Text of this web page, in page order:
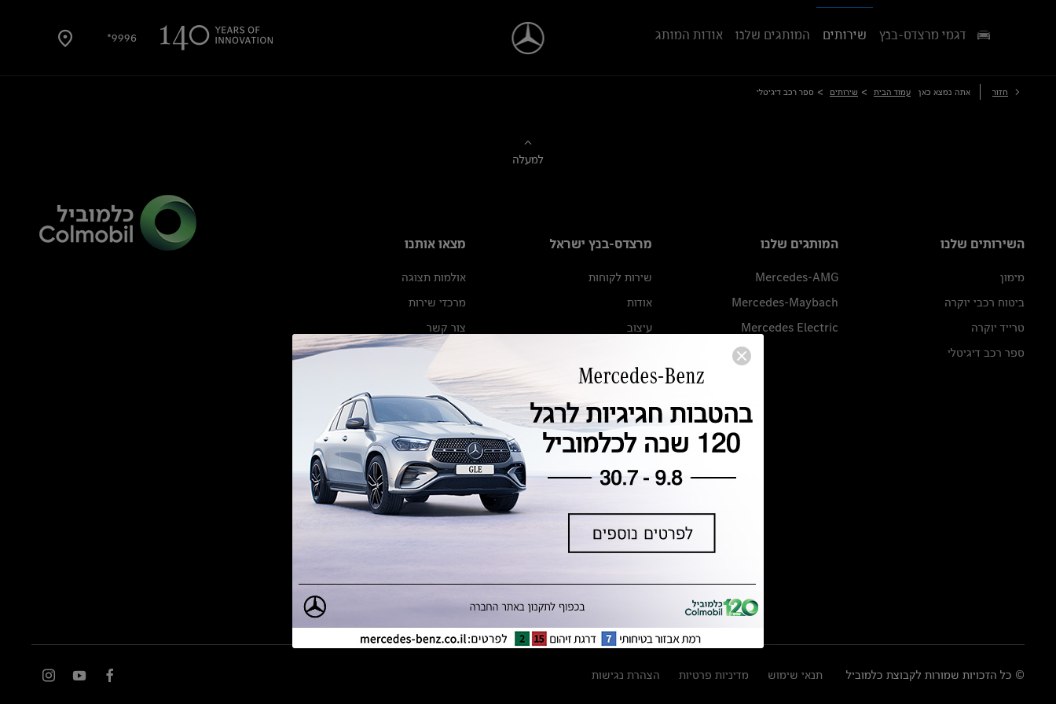
9996* דגמי מרצדס-בנץ שירותים המותגים שלנו אודות המותג
חזור אתה נמצא כאן עמוד הבית > שירותים > ספר רכב דיגיטלי
למעלה
השירותים שלנו
מימון
ביטוח רכבי יוקרה
טרייד יוקרה
ספר רכב דיגיטלי
המותגים שלנו
Mercedes-AMG
Mercedes-Maybach
Mercedes Electric
מרצדס-בנץ ישראל
שירות לקוחות
אודות
עיצוב
מגזין מרצדס-בנץ
ספרי רכב מרצדס-בנץ
נתוני זיהום אוויר וצריכת דלק וחשמל
נתוני תווית צמיגים
מחירון חלפים
הודעה על הטבות לרכבי מרצדס בהסדר
מצאו אותנו
אולמות תצוגה
מרכזי שירות
צור קשר
© כל הזכויות שמורות לקבוצת כלמוביל תנאי שימוש מדיניות פרטיות הצהרת נגישות